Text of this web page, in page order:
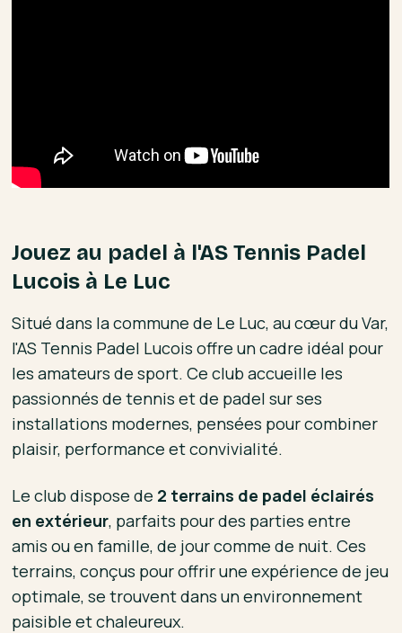
Jouez au padel à l'AS Tennis Padel
Lucois à Le Luc
Situé dans la commune de Le Luc, au cœur du Var,
l'AS Tennis Padel Lucois offre un cadre idéal pour
les amateurs de sport. Ce club accueille les
passionnés de tennis et de padel sur ses
installations modernes, pensées pour combiner
plaisir, performance et convivialité.
Le club dispose de 2 terrains de padel éclairés
en extérieur, parfaits pour des parties entre
amis ou en famille, de jour comme de nuit. Ces
terrains, conçus pour offrir une expérience de jeu
optimale, se trouvent dans un environnement
paisible et chaleureux.